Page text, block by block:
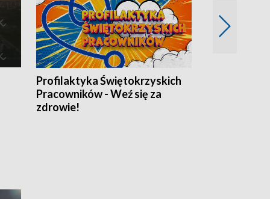
Profilaktyka Świętokrzyskich
Pracowników - Weź się za
zdrowie!